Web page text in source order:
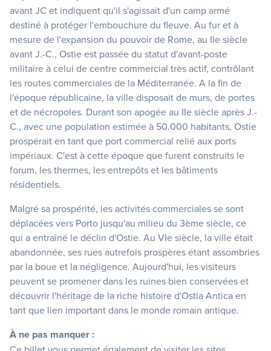
avant JC et indiquent qu'il s'agissait d'un camp armé
destiné à protéger l'embouchure du fleuve. Au fur et à
mesure de l'expansion du pouvoir de Rome, au IIe siècle
avant J.-C., Ostie est passée du statut d'avant-poste
militaire à celui de centre commercial très actif, contrôlant
les routes commerciales de la Méditerranée. A la fin de
l'époque républicaine, la ville disposait de murs, de portes
et de nécropoles. Durant son apogée au IIe siècle après J.-
C., avec une population estimée à 50.000 habitants, Ostie
prospérait en tant que port commercial relié aux ports
impériaux. C'est à cette époque que furent construits le
forum, les thermes, les entrepôts et les bâtiments
résidentiels.
Malgré sa prospérité, les activités commerciales se sont
déplacées vers Porto jusqu'au milieu du 3ème siècle, ce
qui a entraîné le déclin d'Ostie. Au VIe siècle, la ville était
abandonnée, ses rues autrefois prospères étant assombries
par la boue et la négligence. Aujourd'hui, les visiteurs
peuvent se promener dans les ruines bien conservées et
découvrir l'héritage de la riche histoire d'Ostia Antica en
tant que lien important dans le monde romain antique.
À ne pas manquer :